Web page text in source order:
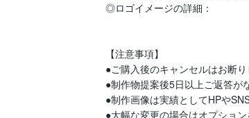
◎ロゴイメージの詳細：
【注意事項】
●ご購入後のキャンセルはお断り
●制作物提案後5日以上ご返答が
●制作画像は実績としてHPや
●大幅な変更の場合はオプション